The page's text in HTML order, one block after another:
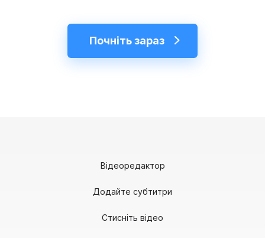
Почніть зараз
Відеоредактор
Додайте субтитри
Стисніть відео